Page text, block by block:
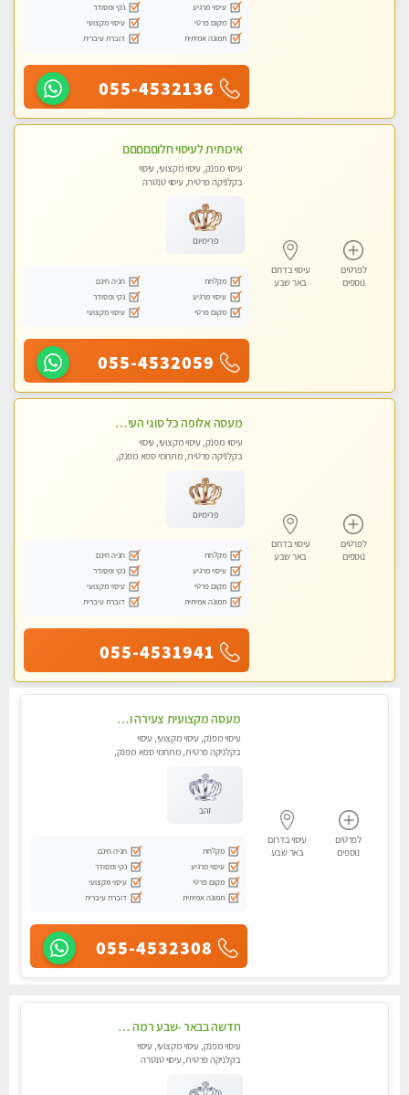
עיסוי מרגיע
נקי ומסודר
מקום פרטי
עיסוי מקצועי
תמונה אמיתית
דוברת עיברית
055-4532136
לפרטים
נוספים
עיסוי בדרום
באר שבע
איכותית לעיסוי חלוםםםםם
עיסוי מפנק, עיסוי מקצועי, עיסוי
בקלניקה פרטית, עיסוי טנטרה
פרימיום
מקלחת
חניה חינם
עיסוי מרגיע
נקי ומסודר
מקום פרטי
עיסוי מקצועי
055-4532059
לפרטים
נוספים
עיסוי בדרום
באר שבע
מעסה אלופה כל סוגי העיסויים מעסה מקצועית ואיכותית פרטי!!
עיסוי מפנק, עיסוי מקצועי, עיסוי
בקלניקה פרטית, מתחמי ספא מפנק,
פרימיום
מקלחת
חניה חינם
עיסוי מרגיע
נקי ומסודר
מקום פרטי
עיסוי מקצועי
תמונה אמיתית
דוברת עיברית
055-4531941
לפרטים
נוספים
עיסוי בדרום
באר שבע
מעסה מקצועית צעירה ואיכותית פרטי!!!
עיסוי מפנק, עיסוי מקצועי, עיסוי
בקלניקה פרטית, מתחמי ספא מפנק,
זהב
מקלחת
חניה חינם
עיסוי מרגיע
נקי ומסודר
מקום פרטי
עיסוי מקצועי
תמונה אמיתית
דוברת עיברית
055-4532308
חדשה בבאר -שבע רמה גבוהה מומלץ מאוד !!! עיסוי מקצועי ללא מין !!
עיסוי מפנק, עיסוי מקצועי, עיסוי
בקלניקה פרטית, עיסוי טנטרה